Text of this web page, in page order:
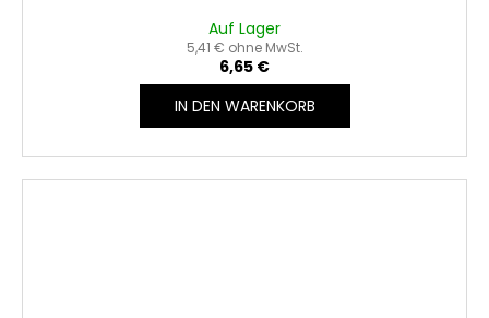
Auf Lager
5,41 € ohne MwSt.
6,65 €
IN DEN WARENKORB